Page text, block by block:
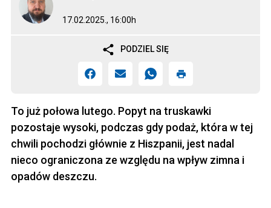
17.02.2025., 16:00h
PODZIEL SIĘ
To już połowa lutego. Popyt na truskawki
pozostaje wysoki, podczas gdy podaż, która w tej
chwili pochodzi głównie z Hiszpanii, jest nadal
nieco ograniczona ze względu na wpływ zimna i
opadów deszczu.